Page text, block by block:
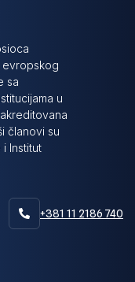
evropskog
sa
u
članovi su
Institut
 +381 11 2186 740